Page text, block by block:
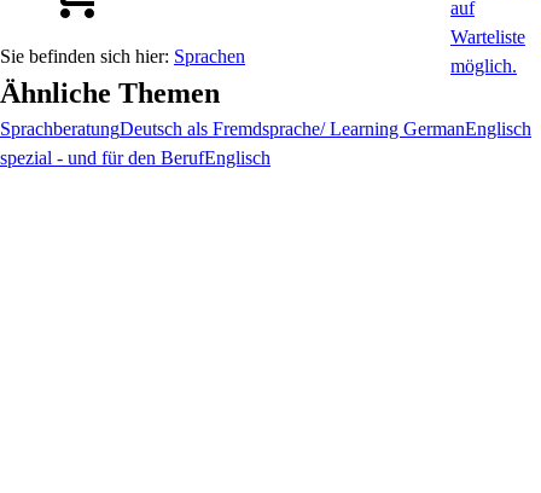
Sprachen
Ähnliche Themen
SprachberatungDeutsch als Fremdsprache/ Learning GermanEnglisch
spezial - und für den BerufEnglisch